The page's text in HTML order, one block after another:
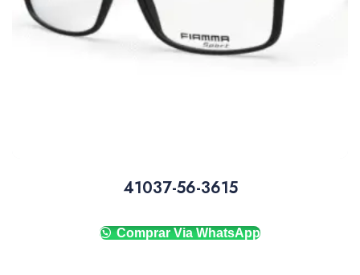
41037-56-3615
Comprar Via WhatsApp